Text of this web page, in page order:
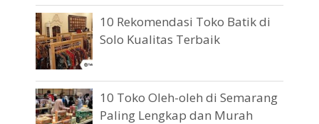
10 Rekomendasi Toko Batik di
Solo Kualitas Terbaik
10 Toko Oleh-oleh di Semarang
Paling Lengkap dan Murah